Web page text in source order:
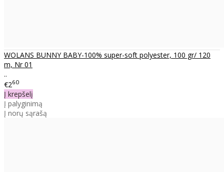
WOLANS BUNNY BABY-100% super-soft polyester, 100 gr/ 120
m, Nr 01
..
€260
Į krepšelį
Į palyginimą
Į norų sąrašą